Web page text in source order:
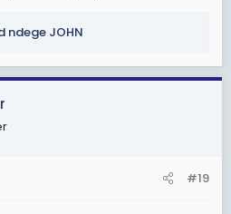
wanakumbuka presence.
mgonjwa, nani alimjua
kwenye life yake wakati
alimpeleka shule au
wille anaishi kiurahisi na
Beach” kuliko mzazi wake
ndege JOHN
#19